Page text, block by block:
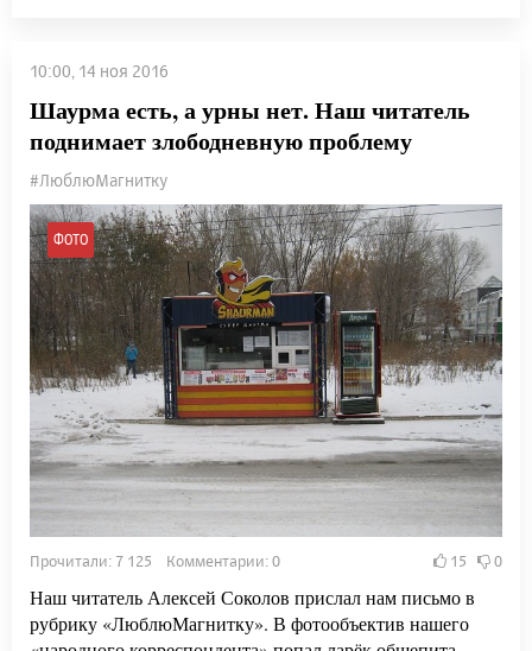
10:00, 14 ноя 2016
Шаурма есть, а урны нет. Наш читатель
поднимает злободневную проблему
#ЛюблюМагнитку
ФОТО
Прочитали: 7 125 Комментарии: 0 15 0
Наш читатель Алексей Соколов прислал нам письмо в
рубрику «ЛюблюМагнитку». В фотообъектив нашего